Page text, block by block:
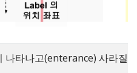
나타나고(enterance) 사라질